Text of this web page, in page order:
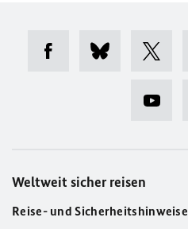
Weltweit sicher reisen
Reise- und Sicherheitshinweise